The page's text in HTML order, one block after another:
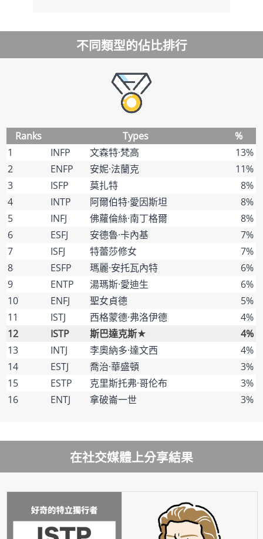
不同類型的佔比排行
Ranks Types
%
1
INFP 文森特·梵高
13%
2
ENFP 安妮·法蘭克
11%
3
ISFP 莫扎特
8%
4
INTP 阿爾伯特·愛因斯坦
8%
5
INFJ 佛蘿倫絲·南丁格爾
8%
6
ESFJ 安德魯·卡內基
7%
7
ISFJ 特蕾莎修女
7%
8
ESFP 瑪麗·安托瓦內特
6%
9
ENTP 湯瑪斯·愛迪生
6%
10
ENFJ 聖女貞德
5%
11
ISTJ 西格蒙德·弗洛伊德
4%
12
ISTP 斯巴達克斯★
4%
13
INTJ 李奧納多·達文西
4%
14
ESTJ 喬治·華盛頓
3%
15
ESTP 克里斯托弗·哥伦布
3%
16
ENTJ 拿破崙一世 3%
在社交媒體上分享結果